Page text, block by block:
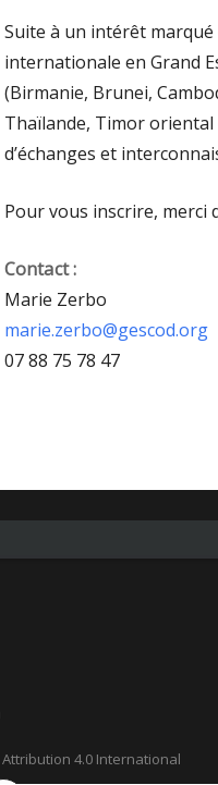
Suite à un intérêt
internationale en Grand
(Birmanie, Brunei,
Thaïlande, Timor oriental
d’échanges et
Pour vous inscrire, merci
Contact :
Marie Zerbo
marie.zerbo@gescod.org
07 88 75 78 47
4.0 International